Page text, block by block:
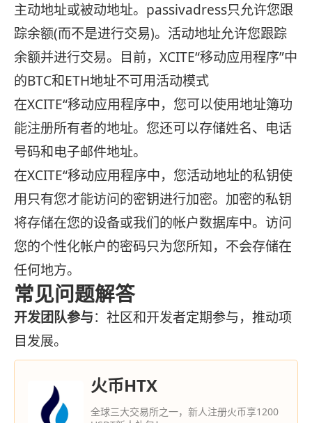
主动地址或被动地址。passivadress只允许您跟
踪余额(而不是进行交易)。活动地址允许您跟踪
余额并进行交易。目前，XCITE“移动应用程序”中
的BTC和ETH地址不可用活动模式
在XCITE“移动应用程序中，您可以使用地址簿功
能注册所有者的地址。您还可以存储姓名、电话
号码和电子邮件地址。
在XCITE“移动应用程序中，您活动地址的私钥使
用只有您才能访问的密钥进行加密。加密的私钥
将存储在您的设备或我们的帐户数据库中。访问
您的个性化帐户的密码只为您所知，不会存储在
任何地方。
常见问题解答
开发团队参与：社区和开发者定期参与，推动项
目发展。
火币HTX
全球三大交易所之一，新人注册火币享1200